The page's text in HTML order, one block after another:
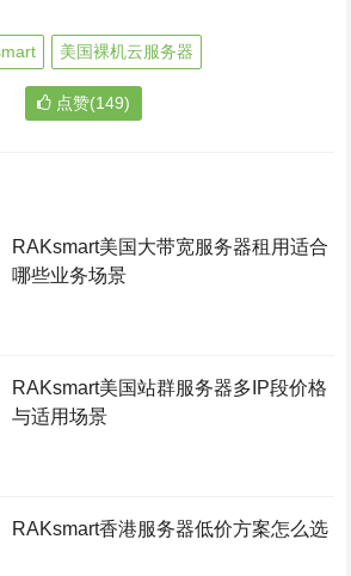
美国裸机云服务器
点赞(149)
RAKsmart美国大带宽服务器租用适合
哪些业务场景
RAKsmart美国站群服务器多IP段价格
与适用场景
RAKsmart香港服务器低价方案怎么选